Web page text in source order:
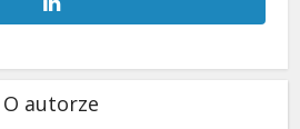
O autorze